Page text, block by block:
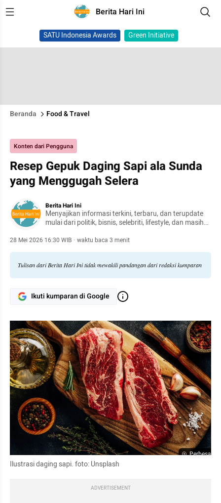
Berita Hari Ini
SATU Indonesia Awards Green Initiative
Beranda Food & Travel
Konten dari Pengguna
Resep Gepuk Daging Sapi ala Sunda
yang Menggugah Selera
Berita Hari Ini
Menyajikan informasi terkini, terbaru, dan terupdate
mulai dari politik, bisnis, selebriti, lifestyle, dan masih
28 Mei 2026 16:30 WIB · waktu baca 3 menit
Tulisan dari Berita Hari Ini tidak mewakili pandangan dari redaksi kumparan
Ikuti kumparan di Google
Perbesar
Ilustrasi daging sapi. foto: Unsplash
ADVERTISEMENT